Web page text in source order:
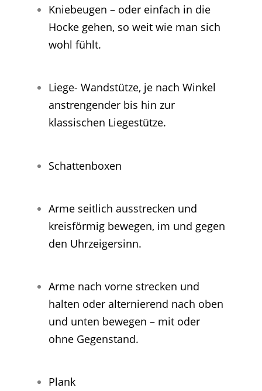
Kniebeugen – oder einfach in die
Hocke gehen, so weit wie man sich
wohl fühlt.
Liege- Wandstütze, je nach Winkel
anstrengender bis hin zur
klassischen Liegestütze.
Schattenboxen
Arme seitlich ausstrecken und
kreisförmig bewegen, im und gegen
den Uhrzeigersinn.
Arme nach vorne strecken und
halten oder alternierend nach oben
und unten bewegen – mit oder
ohne Gegenstand.
Plank